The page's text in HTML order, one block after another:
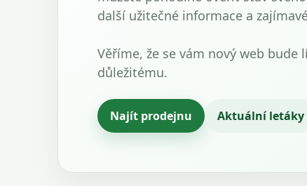
další užitečné informace a
Věříme, že se vám nový web
důležitému.
Najít prodejnu Aktuální letáky